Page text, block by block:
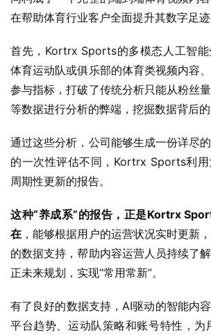
首先，Kortrx Sports的多模态人工智能
体育运动队或俱乐部的体育类视频内容
参与指标，打破了传统分析只能从粉丝
等数据进行分析的弊端，挖掘数据背后的
通过这些分析，公司能够生成一份详尽
的一次性评估不同，Kortrx Sports利
周期性更新的报告。
这种“养成系”的报告，正是Kortrx
在，能够根据用户的运营状况实时更新
的数据支持，帮助内容运营人员持续了
正未来规划，实现“常用常新”。
有了良好的数据支持，AI驱动的智能内容
平台趋势、运动队策略和账号特性，为
容策略计划。每期的报告后，都会根据